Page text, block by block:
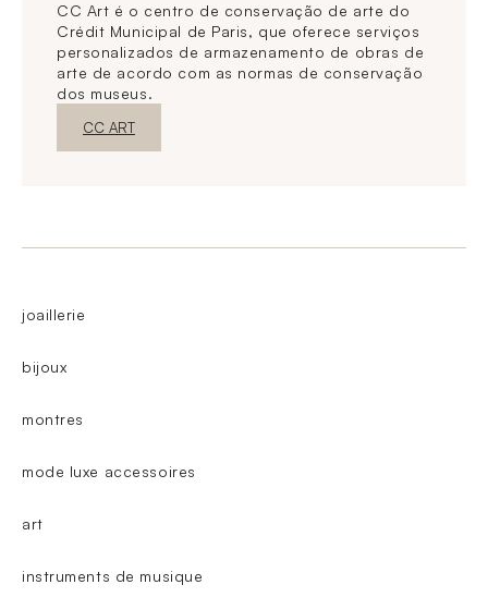
CC Art é o centro de conservação de arte do
Crédit Municipal de Paris, que oferece serviços
personalizados de armazenamento de obras de
arte de acordo com as normas de conservação
dos museus.
Nova janelaDescubra o
CC ART
joaillerie
bijoux
montres
mode luxe accessoires
art
instruments de musique